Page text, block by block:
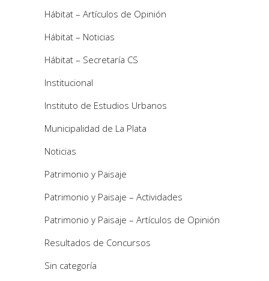
Hábitat – Artículos de Opinión
Hábitat – Noticias
Hábitat – Secretaría CS
Institucional
Instituto de Estudios Urbanos
Municipalidad de La Plata
Noticias
Patrimonio y Paisaje
Patrimonio y Paisaje – Actividades
Patrimonio y Paisaje – Artículos de Opinión
Resultados de Concursos
Sin categoría